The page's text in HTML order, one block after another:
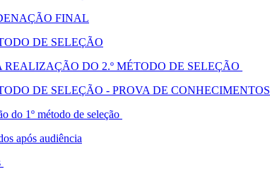
FINAL
DE SELEÇÃO
DO 2.º MÉTODO DE SELEÇÃO
DE SELEÇÃO - PROVA DE CONHECIMENTOS
do 1º método de seleção
após audiência